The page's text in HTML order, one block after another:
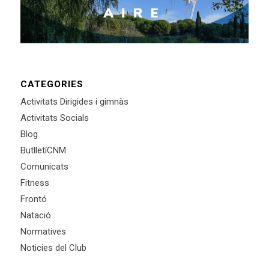
CATEGORIES
Activitats Dirigides i gimnàs
Activitats Socials
Blog
ButlletíCNM
Comunicats
Fitness
Frontó
Natació
Normatives
Noticies del Club